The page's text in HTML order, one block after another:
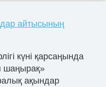
айтысының
күні қарсаңында
шаңырақ»
ақындар